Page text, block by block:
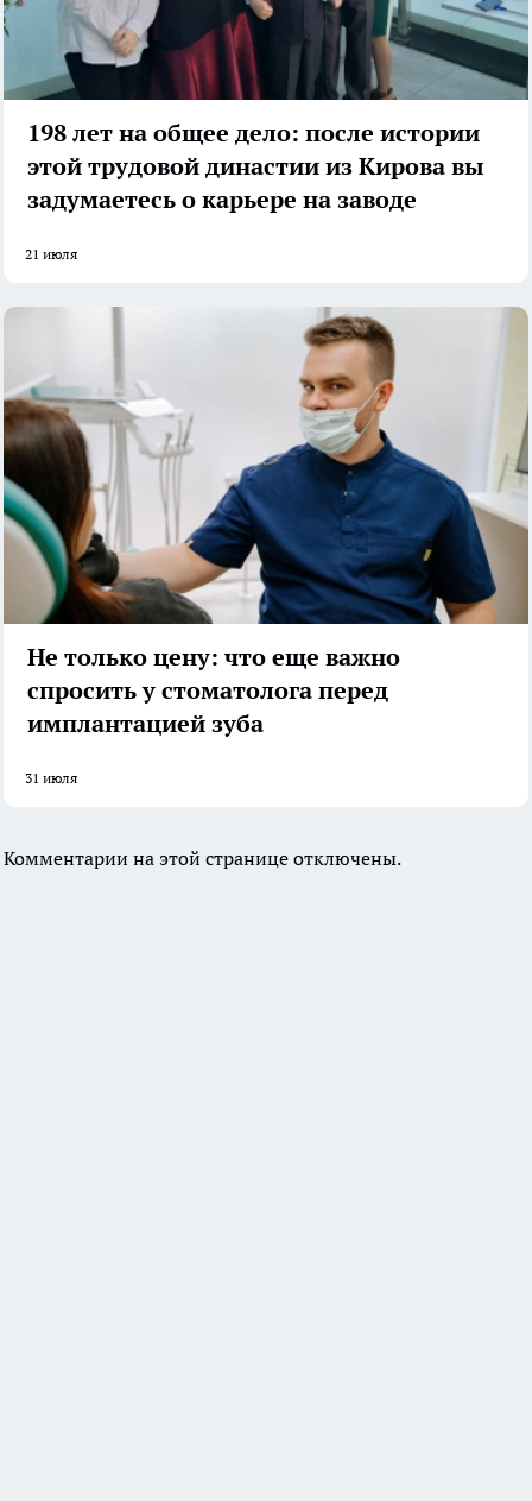
198 лет на общее дело: после истории
этой трудовой династии из Кирова вы
задумаетесь о карьере на заводе
21 июля
Не только цену: что еще важно
спросить у стоматолога перед
имплантацией зуба
31 июля
Комментарии на этой странице отключены.